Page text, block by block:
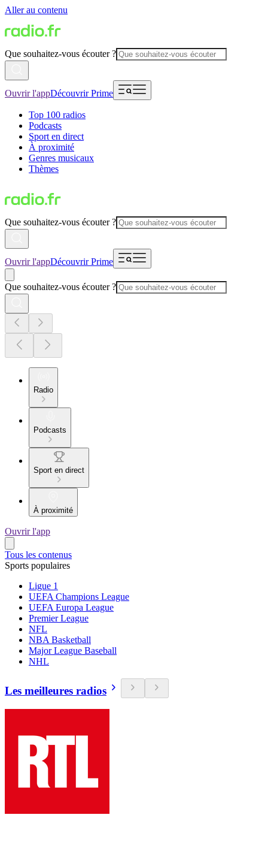
Aller au contenu
Que souhaitez-vous écouter ?
Ouvrir l'appDécouvrir Prime
Top 100 radios
Podcasts
Sport en direct
À proximité
Genres musicaux
Thèmes
Que souhaitez-vous écouter ?
Ouvrir l'appDécouvrir Prime
Que souhaitez-vous écouter ?
Radio
Podcasts
Sport en direct
À proximité
Ouvrir l'app
Tous les contenus
Sports populaires
Ligue 1
UEFA Champions League
UEFA Europa League
Premier League
NFL
NBA Basketball
Major League Baseball
NHL
Les meilleures radios